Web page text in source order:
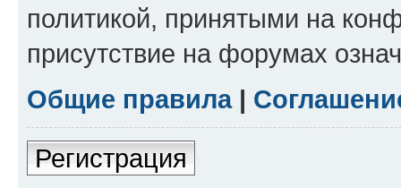
политикой, принятыми на
присутствие на форумах
Общие правила|
Регистрация